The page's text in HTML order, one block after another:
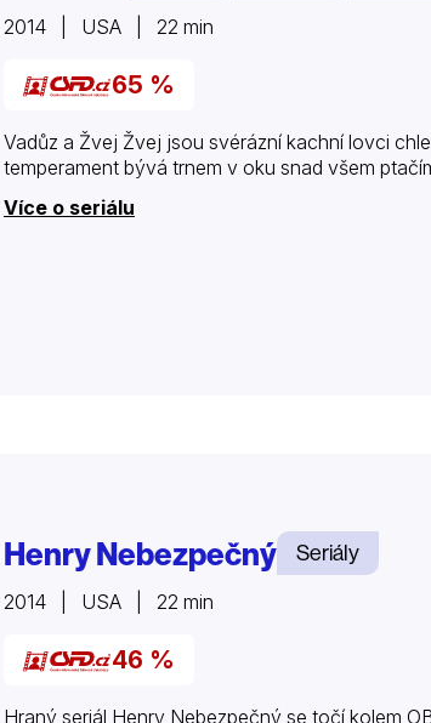
2014 | USA | 22 min
65 %
Vadůz a Žvej Žvej jsou svérázní kachní lovci
temperament bývá trnem v oku snad všem
Více o seriálu
Henry Nebezpečný Seriály
2014 | USA | 22 min
46 %
Hraný seriál Henry Nebezpečný se točí kolem